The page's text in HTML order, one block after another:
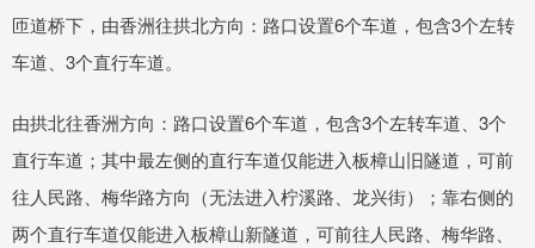
匝道桥下，由香洲往拱北方向：路口设置6个车道，包含3个左转
车道、3个直行车道。
由拱北往香洲方向：路口设置6个车道，包含3个左转车道、3个
直行车道；其中最左侧的直行车道仅能进入板樟山旧隧道，可前
往人民路、梅华路方向（无法进入柠溪路、龙兴街）；靠右侧的
两个直行车道仅能进入板樟山新隧道，可前往人民路、梅华路、